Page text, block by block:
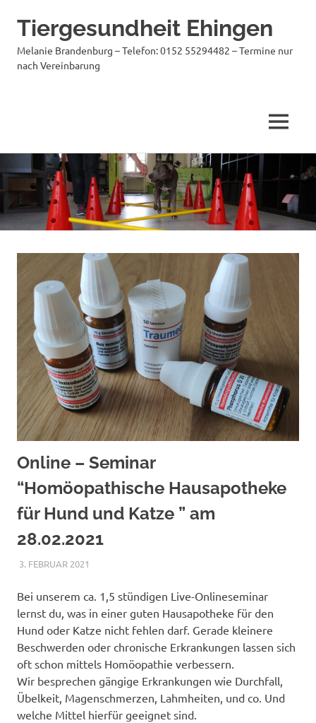
Inhalt
springen
Tiergesundheit Ehingen
Melanie Brandenburg – Telefon: 0152 55294482 – Termine nur
nach Vereinbarung
MENÜ
Online – Seminar
“Homöopathische Hausapotheke
für Hund und Katze ” am
28.02.2021
3. FEBRUAR 2021
Bei unserem ca. 1,5 stündigen Live-Onlineseminar
lernst du, was in einer guten Hausapotheke für den
Hund oder Katze nicht fehlen darf. Gerade kleinere
Beschwerden oder chronische Erkrankungen lassen sich
oft schon mittels Homöopathie verbessern.
Wir besprechen gängige Erkrankungen wie Durchfall,
Übelkeit, Magenschmerzen, Lahmheiten, und co. Und
welche Mittel hierfür geeignet sind.